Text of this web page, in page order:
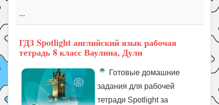
...
ГДЗ Spotlight английский язык рабочая
тетрадь 8 класс Ваулина, Дули
Готовые домашние
задания для рабочей
тетради Spotlight за